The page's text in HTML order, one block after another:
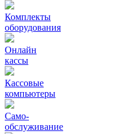
Комплекты
оборудования
Онлайн
кассы
Кассовые
компьютеры
Само-
обслуживание